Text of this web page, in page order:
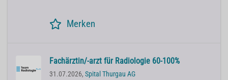
Merken
Fachärztin/-arzt für Radiologie 60-100%
31.07.2026, Spital Thurgau AG